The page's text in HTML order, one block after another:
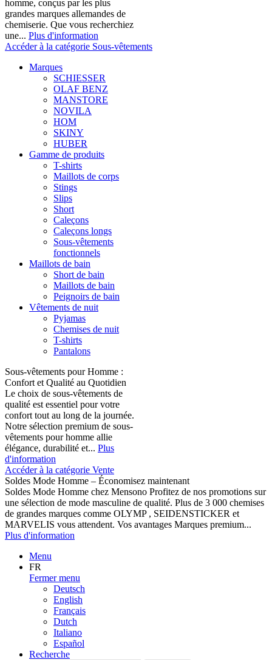
homme, conçus par les plus
grandes marques allemandes de
chemiserie. Que vous recherchiez
une... Plus d'information
Accéder à la catégorie Sous-vêtements
Marques
SCHIESSER
OLAF BENZ
MANSTORE
NOVILA
HOM
SKINY
HUBER
Gamme de produits
T-shirts
Maillots de corps
Stings
Slips
Short
Caleçons
Caleçons longs
Sous-vêtements
fonctionnels
Maillots de bain
Short de bain
Maillots de bain
Peignoirs de bain
Vêtements de nuit
Pyjamas
Chemises de nuit
T-shirts
Pantalons
Sous-vêtements pour Homme :
Confort et Qualité au Quotidien
Le choix de sous-vêtements de
qualité est essentiel pour votre
confort tout au long de la journée.
Notre sélection premium de sous-
vêtements pour homme allie
élégance, durabilité et... Plus
d'information
Accéder à la catégorie Vente
Soldes Mode Homme – Économisez maintenant
Soldes Mode Homme chez Mensono Profitez de nos promotions sur
une sélection de mode masculine de qualité. Plus de 3 000 chemises
de grandes marques comme OLYMP , SEIDENSTICKER et
MARVELIS vous attendent. Vos avantages Marques premium...
Plus d'information
Menu
FR
Fermer menu
Deutsch
English
Français
Dutch
Italiano
Español
Recherche